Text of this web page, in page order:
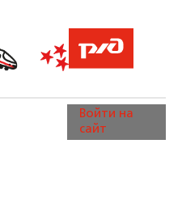
Войти на
сайт